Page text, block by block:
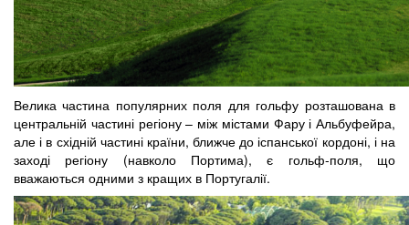
Велика частина популярних поля для гольфу розташована в
центральній частині регіону – між містами Фару і Альбуфейра,
але і в східній частині країни, ближче до іспанської кордоні, і на
заході регіону (навколо Портима), є гольф-поля, що
вважаються одними з кращих в Португалії.